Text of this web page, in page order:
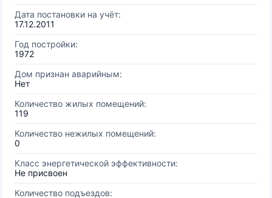
Дата постановки на учёт:
17.12.2011
Год постройки:
1972
Дом признан аварийным:
Нет
Количество жилых помещений:
119
Количество нежилых помещений:
0
Класс энергетической эффективности:
Не присвоен
Количество подъездов: